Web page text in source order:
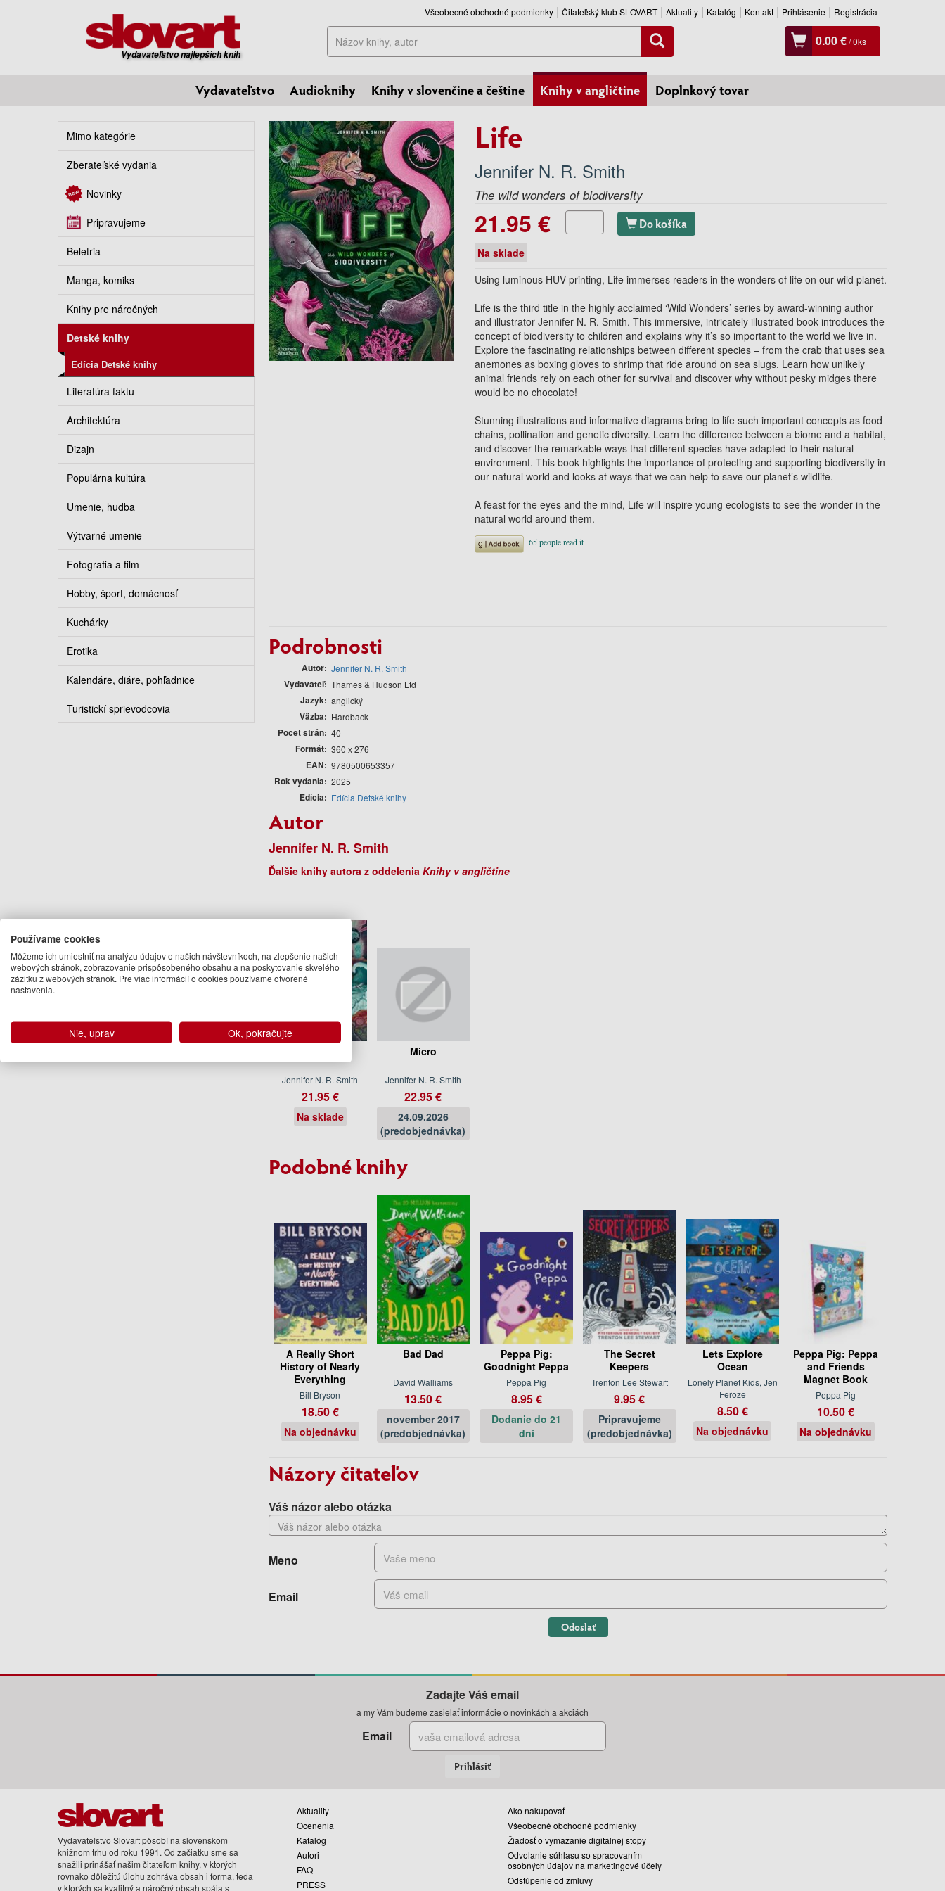
Vydavateľstvo najlepších kníh
Všeobecné obchodné podmienky Čitateľský klub SLOVART Aktuality Katalóg Kontakt Prihlásenie Registrácia
Hľadať 0.00 €/0ks
Vydavateľstvo Audioknihy Knihy v slovenčine a češtine Knihy v angličtine Doplnkový tovar
Mimo kategórie
Zberateľské vydania
Novinky
Pripravujeme
Beletria
Manga, komiks
Knihy pre náročných
Detské knihy
Edícia Detské knihy
Literatúra faktu
Architektúra
Dizajn
Populárna kultúra
Umenie, hudba
Výtvarné umenie
Fotografia a film
Hobby, šport, domácnosť
Kuchárky
Erotika
Kalendáre, diáre, pohľadnice
Turistickí sprievodcovia
Life
Jennifer N. R. Smith
The wild wonders of biodiversity
21.95 € Do košíka
Na sklade
Using luminous HUV printing, Life immerses readers in the wonders of life on our wild planet.
Life is the third title in the highly acclaimed ‘Wild Wonders’ series by award-winning author
and illustrator Jennifer N. R. Smith. This immersive, intricately illustrated book introduces the
concept of biodiversity to children and explains why it’s so important to the world we live in.
Explore the fascinating relationships between different species – from the crab that uses sea
anemones as boxing gloves to shrimp that ride around on sea slugs. Learn how unlikely
animal friends rely on each other for survival and discover why without pesky midges there
would be no chocolate!
Stunning illustrations and informative diagrams bring to life such important concepts as food
chains, pollination and genetic diversity. Learn the difference between a biome and a habitat,
and discover the remarkable ways that different species have adapted to their natural
environment. This book highlights the importance of protecting and supporting biodiversity in
our natural world and looks at ways that we can help to save our planet’s wildlife.
A feast for the eyes and the mind, Life will inspire young ecologists to see the wonder in the
natural world around them.
Podrobnosti
Autor Jennifer N. R. Smith
Vydavateľ Thames & Hudson Ltd
Jazyk anglický
Väzba Hardback
Počet strán 40
Formát 360 x 276
EAN 9780500653357
Rok vydania 2025
Edícia Edícia Detské knihy
Autor
Jennifer N. R. Smith
Ďalšie knihy autora z oddelenia Knihy v angličtine
Jennifer N. R. Smith
21.95 €
Na sklade
Micro
Jennifer N. R. Smith
22.95 €
24.09.2026
(predobjednávka)
Podobné knihy
A Really Short
History of Nearly
Everything
Bill Bryson
18.50 €
Na objednávku
Bad Dad
David Walliams
13.50 €
november 2017
(predobjednávka)
Peppa Pig:
Goodnight Peppa
Peppa Pig
8.95 €
Dodanie do 21
dní
The Secret
Keepers
Trenton Lee Stewart
9.95 €
Pripravujeme
(predobjednávka)
Lets Explore
Ocean
Lonely Planet Kids, Jen
Feroze
8.50 €
Na objednávku
Peppa Pig: Peppa
and Friends
Magnet Book
Peppa Pig
10.50 €
Na objednávku
Názory čitateľov
Váš názor alebo otázka
Meno
Email
Odoslať
Zadajte Váš email
a my Vám budeme zasielať informácie o novinkách a akciách
Email
Prihlásiť
Vydavateľstvo Slovart pôsobí na slovenskom
knižnom trhu od roku 1991. Od začiatku sme sa
snažili prinášať našim čitateľom knihy, v ktorých
rovnako dôležitú úlohu zohráva obsah i forma, teda
v ktorých sa kvalitný a náročný obsah spája s
Aktuality
Ocenenia
Katalóg
Autori
FAQ
PRESS
Ako nakupovať
Všeobecné obchodné podmienky
Žiadosť o vymazanie digitálnej stopy
Odvolanie súhlasu so spracovaním
osobných údajov na marketingové účely
Odstúpenie od zmluvy
Používame cookies
Môžeme ich umiestniť na analýzu údajov o našich návštevníkoch, na zlepšenie našich
webových stránok, zobrazovanie prispôsobeného obsahu a na poskytovanie skvelého
zážitku z webových stránok. Pre viac informácií o cookies používame otvorené
nastavenia.
Nie, uprav Ok, pokračujte